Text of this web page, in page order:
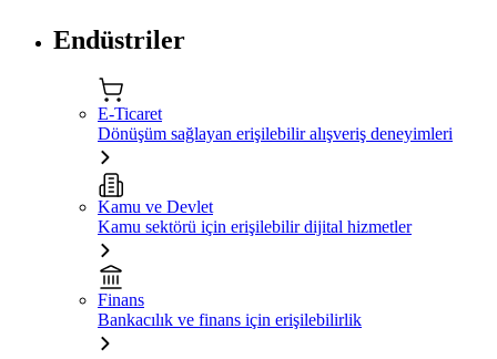
Endüstriler
E-Ticaret
Dönüşüm sağlayan erişilebilir alışveriş deneyimleri
Kamu ve Devlet
Kamu sektörü için erişilebilir dijital hizmetler
Finans
Bankacılık ve finans için erişilebilirlik